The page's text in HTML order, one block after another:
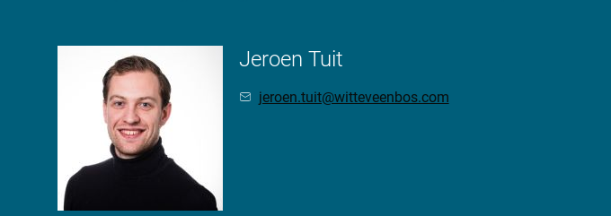
Jeroen Tuit
jeroen.tuit@witteveenbos.com